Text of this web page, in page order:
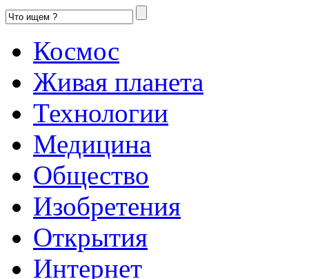
Космос
Живая планета
Технологии
Медицина
Общество
Изобретения
Открытия
Интернет